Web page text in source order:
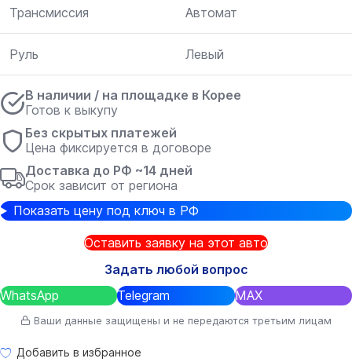
Трансмиссия Автомат
Руль Левый
В наличии / на площадке в Корее
Готов к выкупу
Без скрытых платежей
Цена фиксируется в договоре
Доставка до РФ ~14 дней
Срок зависит от региона
Показать цену под ключ в РФ
Оставить заявку на этот авто
Задать любой вопрос
WhatsApp
Telegram MAX
Ваши данные защищены и не передаются третьим лицам
Добавить в избранное